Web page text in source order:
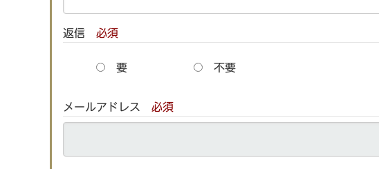
返信 必須
要 不要
メールアドレス 必須